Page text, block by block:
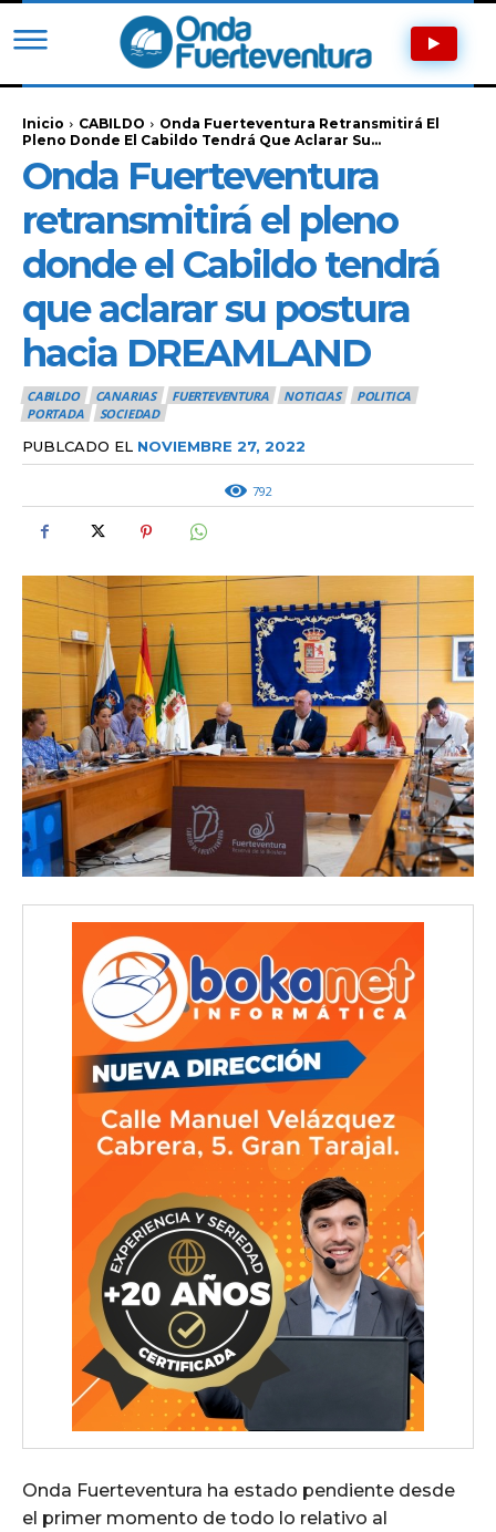
Inicio CABILDO
Onda Fuerteventura Retransmitirá El
Pleno Donde El Cabildo Tendrá Que Aclarar Su...
Onda Fuerteventura
retransmitirá el pleno
donde el Cabildo tendrá
que aclarar su postura
hacia DREAMLAND
CABILDO CANARIAS FUERTEVENTURA NOTICIAS
POLITICA
PORTADA
SOCIEDAD
PUBLCADO EL NOVIEMBRE 27, 2022
792
Onda Fuerteventura ha estado pendiente desde
el primer momento de todo lo relativo al